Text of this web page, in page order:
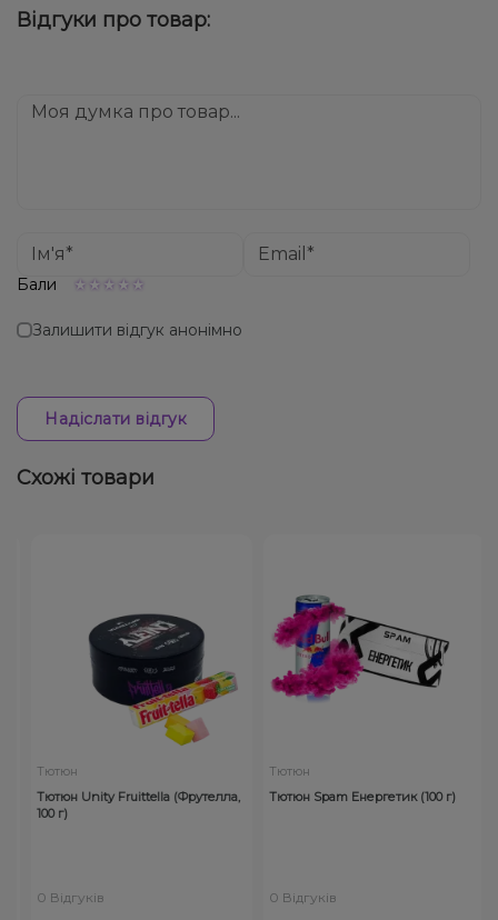
Підтвердіть замовлення – ми швидко
надішлемо його вам!
варіант.
спеціальні пропозиції. Слідкуйте за оновленнями на
Відгуки про товар:
Бали
Залишити відгук анонімно
Надіслати відгук
Схожі товари
Тютюн
Тютюн Unity Fruittella (Фрутелла,
100 г)
0 Відгуків
Тютюн
Тютюн Spam Енергетик (100 г)
0 Відгуків